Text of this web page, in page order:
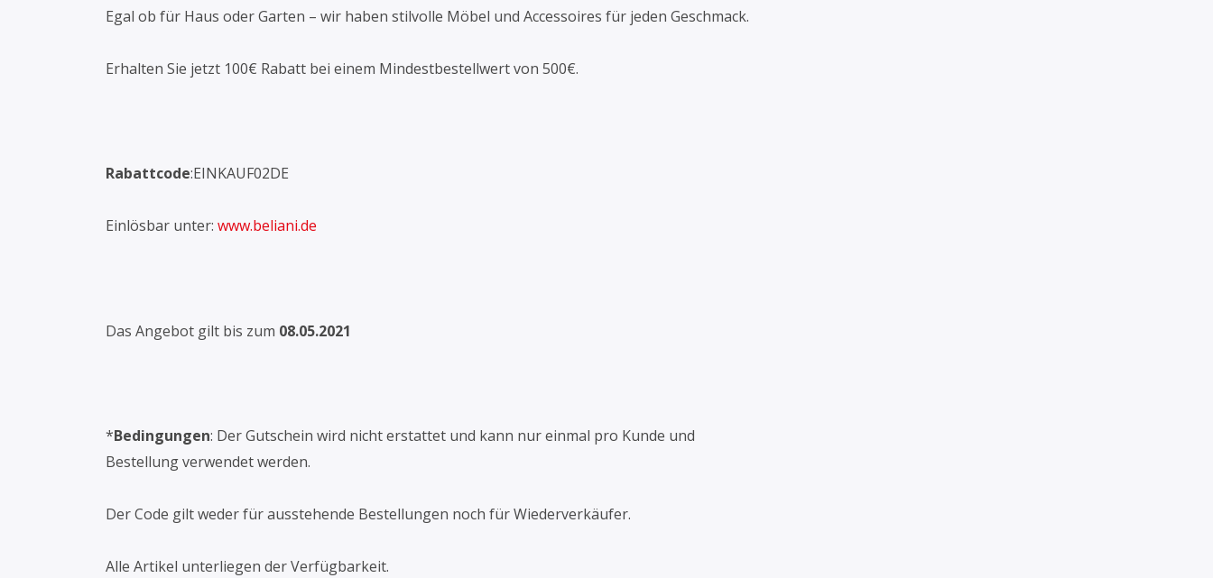
Egal ob für Haus oder Garten – wir haben stilvolle Möbel und Accessoires für jeden Geschmack.
Erhalten Sie jetzt 100€ Rabatt bei einem Mindestbestellwert von 500€.
Rabattcode:EINKAUF02DE
Einlösbar unter: www.beliani.de
Das Angebot gilt bis zum 08.05.2021
*Bedingungen: Der Gutschein wird nicht erstattet und kann nur einmal pro Kunde und
Bestellung verwendet werden.
Der Code gilt weder für ausstehende Bestellungen noch für Wiederverkäufer.
Alle Artikel unterliegen der Verfügbarkeit.